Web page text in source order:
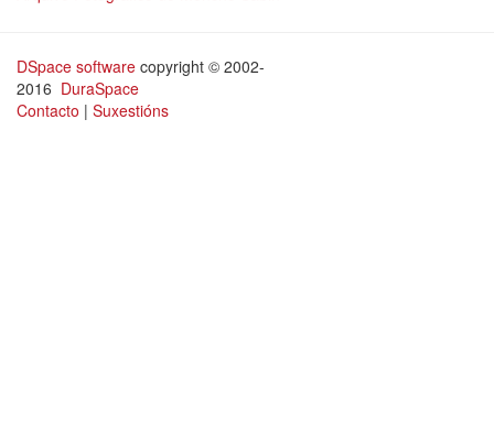
DSpace software copyright © 2002-
2016 DuraSpace
Contacto | Suxestións